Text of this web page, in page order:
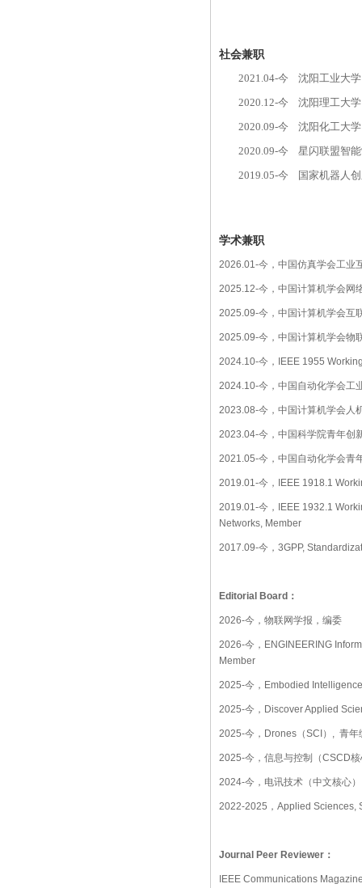
社会兼职
2021.04-今
沈阳工业大学
2020.12-今
沈阳理工大学
2020.09-今
沈阳化工大学
2020.09-今
星闪联盟智
2019.05-今 国家机器人
学术兼职
2026.01-今，中国仿真学会工业
2025.12-今，中国计算机学会网
2025.09-今，中国计算机学会互
2025.09-今，中国计算机学会物
2024.10-今，IEEE 1955
2024.10-今，中国自动化学会工
2023.08-今，中国计算机学会人
2023.04-今，中国科学院青年创
2021.05-今，中国自动化学会青
2019.01-今，IEEE 1918.1
2019.01-今，IEEE 1932.1
Networks, Member
2017.09-今，3GPP,
Editorial Board：
2026-今，物联网学报，编委
2026-今，ENGINEERING
Member
2025-今，Embodied
2025-今，Discover Applied
2025-今，Drones（SCI）, 青年
2025-今，信息与控制（CSCD
2024-今，电讯技术（中文核心
2022-2025，Applied Sciences,
Journal Peer Reviewer：
IEEE Communications